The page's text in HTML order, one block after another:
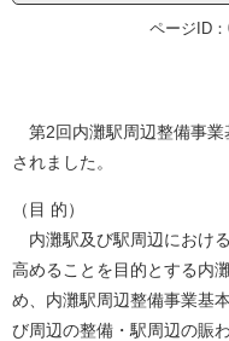
ページID
第2回内灘駅周辺整備事業
されました。
（目 的）
内灘駅及び駅周辺におけ
高めることを目的とする内
め、内灘駅周辺整備事業基
び周辺の整備・駅周辺の賑